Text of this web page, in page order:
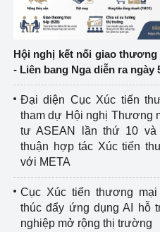
Hội nghị kết nối giao thương
- Liên bang Nga diễn ra ngày
Đại diện Cục Xúc tiến
tham dự Hội nghị Thương
tư ASEAN lần thứ 10 và
thuận hợp tác Xúc tiến
với META
Cục Xúc tiến thương mại
thúc đẩy ứng dụng AI hỗ
nghiệp mở rộng thị trường